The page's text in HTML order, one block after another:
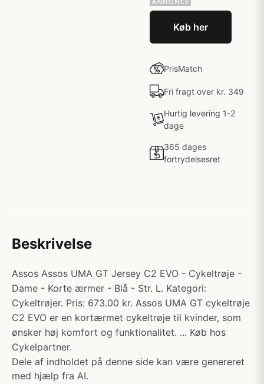
Køb her
PrisMatch
Fri fragt over kr. 349
Hurtig levering 1-2
dage
365 dages
fortrydelsesret
Beskrivelse
Assos Assos UMA GT Jersey C2 EVO - Cykeltrøje -
Dame - Korte ærmer - Blå - Str. L. Kategori:
Cykeltrøjer. Pris: 673.00 kr. Assos UMA GT cykeltrøje
C2 EVO er en kortærmet cykeltrøje til kvinder, som
ønsker høj komfort og funktionalitet. ... Køb hos
Cykelpartner.
Dele af indholdet på denne side kan være genereret
med hjælp fra AI.